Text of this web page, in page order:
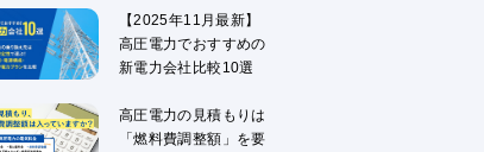
【2025年11月最新】
高圧電力でおすすめの
新電力会社比較10選
高圧電力の見積もりは
「燃料費調整額」を要